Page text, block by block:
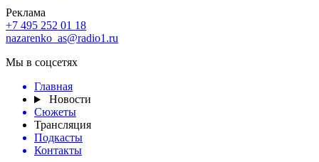
Реклама
+7 495 252 01 18
nazarenko_as@radio1.ru
Мы в соцсетях
Главная
Новости
Сюжеты
Трансляция
Подкасты
Контакты